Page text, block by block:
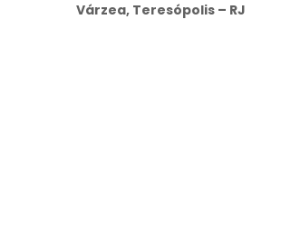
Várzea, Teresópolis – RJ